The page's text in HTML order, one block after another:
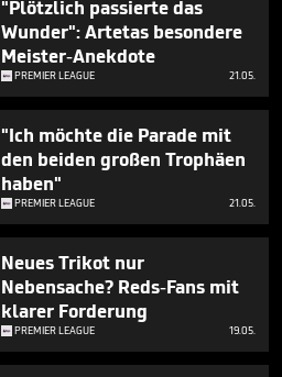
"Plötzlich passierte das
Wunder": Artetas besondere
Meister-Anekdote
PREMIER LEAGUE 21.05.
"Ich möchte die Parade mit
den beiden großen Trophäen
haben"
PREMIER LEAGUE 21.05.
Neues Trikot nur
Nebensache? Reds-Fans mit
klarer Forderung
PREMIER LEAGUE 19.05.